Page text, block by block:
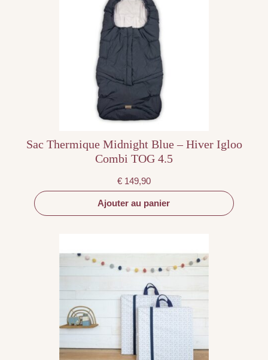
Sac Thermique Midnight Blue – Hiver Igloo
Combi TOG 4.5
€ 149,90
Ajouter au panier
variations.
options
peuvent
être
choisies
sur
la
page
du